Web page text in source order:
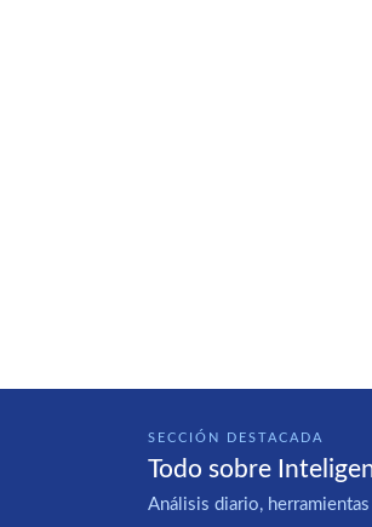
SECCIÓN DESTACADA
Todo sobre
Análisis diario,